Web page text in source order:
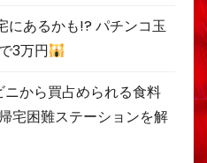
にあるかも!? パチンコ玉
3万円
から買占められる食料
宅困難ステーションを解